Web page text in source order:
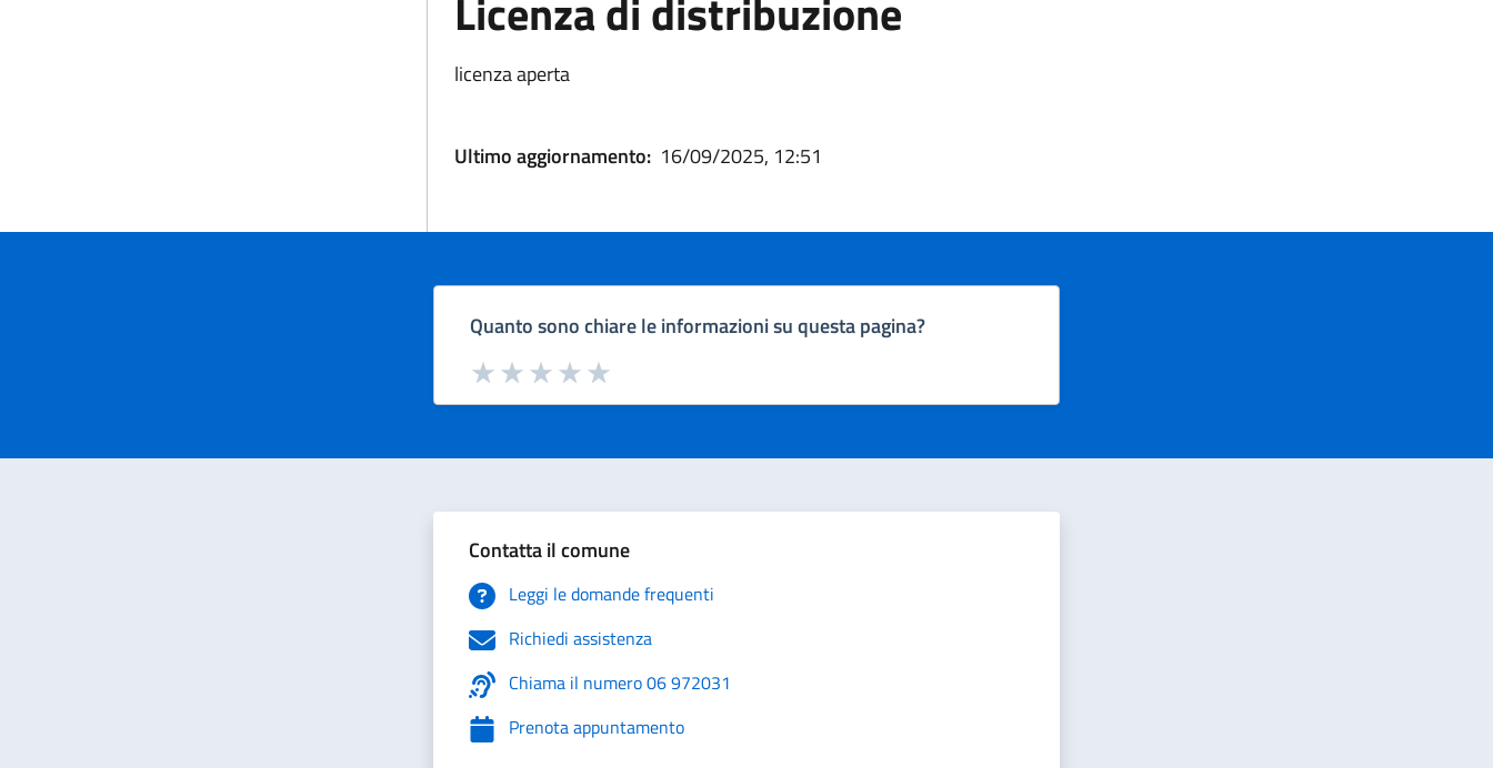
Licenza di distribuzione
licenza aperta
Ultimo aggiornamento: 16/09/2025, 12:51
Quanto sono chiare le informazioni su questa pagina?
Valuta da 1 a 5 stelle la pagina
Valuta 5 stelle su 5
Valuta 4 stelle su 5
Valuta 3 stelle su 5
Valuta 2 stelle su 5
Valuta 1 stelle su 5
Contatta il comune
Leggi le domande frequenti
Richiedi assistenza
Chiama il numero 06 972031
Prenota appuntamento